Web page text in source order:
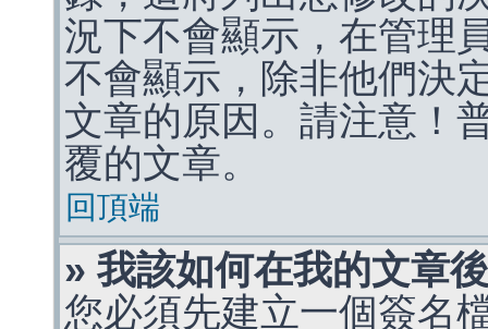
況下不會顯示，在管理
不會顯示，除非他們決
文章的原因。請注意！
覆的文章。
回頂端
» 我該如何在我的文章
您必須先建立一個簽名